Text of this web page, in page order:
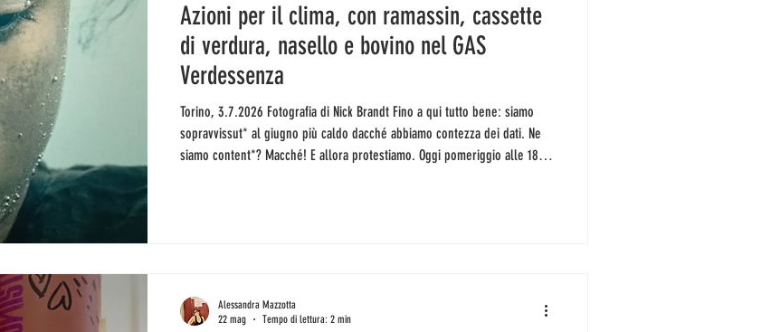
Azioni per il clima, con ramassin, cassette
di verdura, nasello e bovino nel GAS
Verdessenza
Torino, 3.7.2026 Fotografia di Nick Brandt Fino a qui tutto bene: siamo
sopravvissut* al giugno più caldo dacché abbiamo contezza dei dati. Ne
siamo content*? Macché! E allora protestiamo. Oggi pomeriggio alle 18.30
Alessandra Mazzotta
22 mag
Tempo di lettura: 2 min